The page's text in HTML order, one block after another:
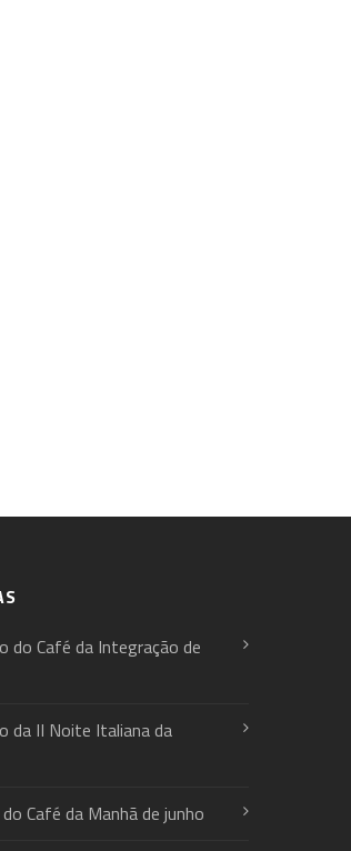
do Café da Integração de
da II Noite Italiana da
Café da Manhã de junho